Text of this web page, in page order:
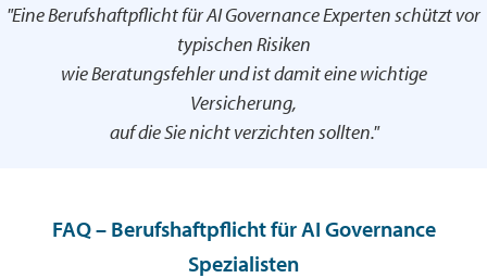
"Eine Berufshaftpflicht für AI Governance Experten schützt vor
typischen Risiken
wie Beratungsfehler und ist damit eine wichtige
Versicherung,
auf die Sie nicht verzichten sollten."
FAQ – Berufshaftpflicht für AI Governance
Spezialisten